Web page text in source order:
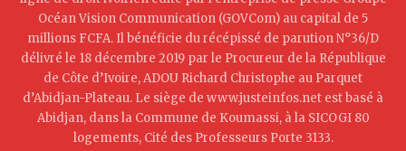
Océan Vision Communication (GOVCom) au capital de 5
millions FCFA. Il bénéficie du récépissé de parution N°36/D
délivré le 18 décembre 2019 par le Procureur de la République
de Côte d’Ivoire, ADOU Richard Christophe au Parquet
d’Abidjan-Plateau. Le siège de www.justeinfos.net est basé à
Abidjan, dans la Commune de Koumassi, à la SICOGI 80
logements, Cité des Professeurs Porte 3133.